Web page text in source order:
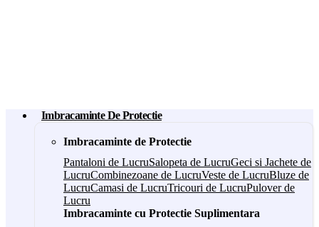
Imbracaminte De Protectie
Imbracaminte de Protectie
Pantaloni de LucruSalopeta de LucruGeci si Jachete de
LucruCombinezoane de LucruVeste de LucruBluze de
LucruCamasi de LucruTricouri de LucruPulover de
Lucru
Imbracaminte cu Protectie Suplimentara